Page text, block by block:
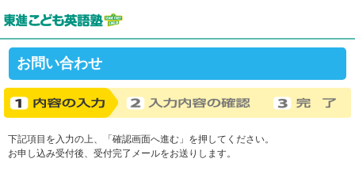
お問い合わせ
下記項目を入力の上、「確認画面へ進む」を押してください。
お申し込み受付後、受付完了メールをお送りします。